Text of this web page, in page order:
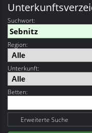
Suchwort:
Region:
Unterkunft:
Betten:
Erweiterte Suche